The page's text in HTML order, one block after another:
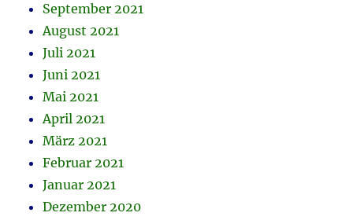
September 2021
August 2021
Juli 2021
Juni 2021
Mai 2021
April 2021
März 2021
Februar 2021
Januar 2021
Dezember 2020